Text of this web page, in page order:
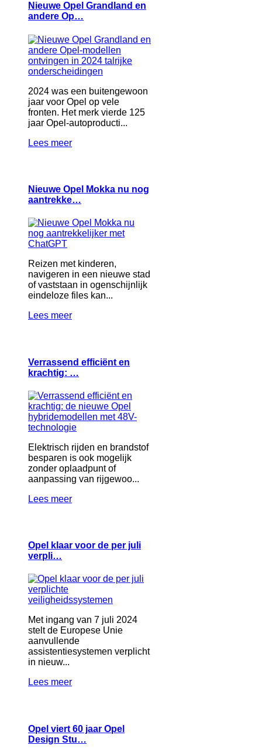
Nieuwe Opel Grandland en
andere Op…
2024 was een buitengewoon
jaar voor Opel op vele
fronten. Het merk vierde 125
jaar Opel-autoproducti...
Lees meer
Nieuwe Opel Mokka nu nog
aantrekke…
Reizen met kinderen,
navigeren in een nieuwe stad
of vaststaan in ogenschijnlijk
eindeloze files kan...
Lees meer
Verrassend efficiënt en
krachtig: …
Elektrisch rijden en brandstof
besparen is ook mogelijk
zonder oplaadpunt of
aanpassing van rijgewoo...
Lees meer
Opel klaar voor de per juli
verpli…
Met ingang van 7 juli 2024
stelt de Europese Unie
aanvullende
assistentiesystemen verplicht
in nieuw...
Lees meer
Opel viert 60 jaar Opel
Design Stu…